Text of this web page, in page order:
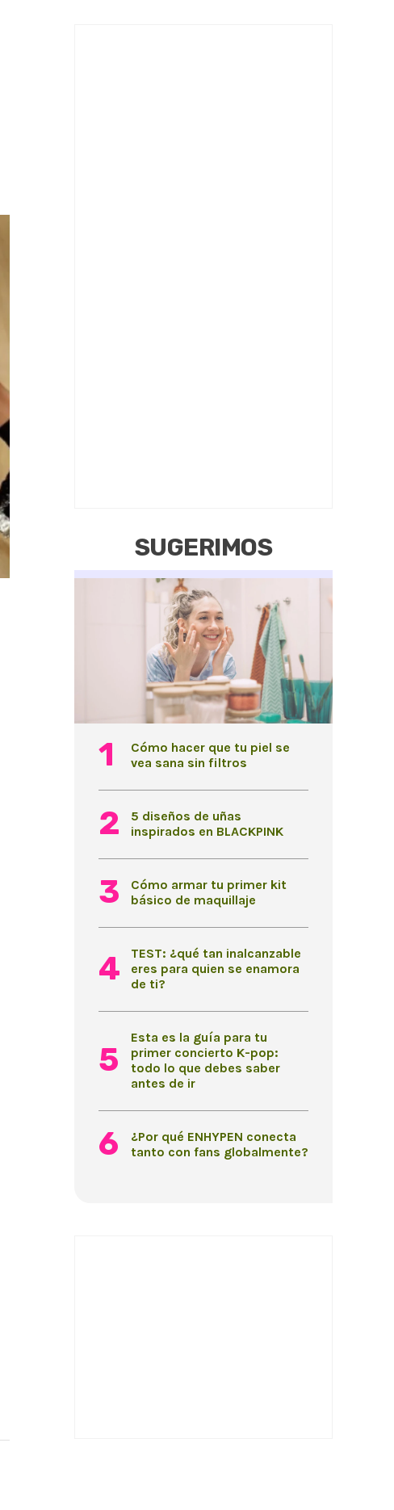
SUGERIMOS
Cómo hacer que tu piel se
vea sana sin filtros
5 diseños de uñas
inspirados en BLACKPINK
Cómo armar tu primer kit
básico de maquillaje
TEST: ¿qué tan inalcanzable
eres para quien se enamora
de ti?
Esta es la guía para tu
primer concierto K-pop:
todo lo que debes saber
antes de ir
¿Por qué ENHYPEN conecta
tanto con fans globalmente?